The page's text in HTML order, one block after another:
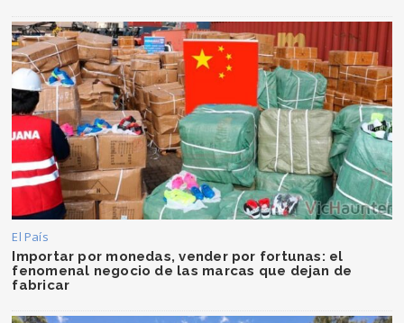
El País
Importar por monedas, vender por fortunas: el
fenomenal negocio de las marcas que dejan de
fabricar